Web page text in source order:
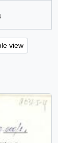
view